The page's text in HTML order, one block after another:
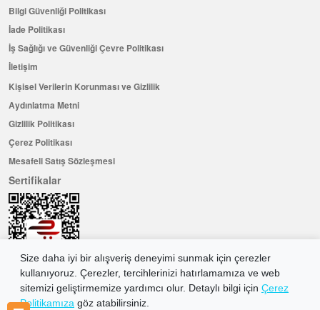
Size daha iyi bir alışveriş deneyimi sunmak için çerezler
kullanıyoruz. Çerezler, tercihlerinizi hatırlamamıza ve web
sitemizi geliştirmemize yardımcı olur. Detaylı bilgi için Çerez
Politikamıza göz atabilirsiniz.
Bilgi Güvenliği Politikası
İade Politikası
İş Sağlığı ve Güvenliği Çevre Politikası
İletişim
Kişisel Verilerin Korunması ve Gizlilik
Aydınlatma Metni
Gizlilik Politikası
Çerez Politikası
Mesafeli Satış Sözleşmesi
Sertifikalar
Hemen Üye Olun ...ve 100 ₺ değerinde indirim kuponu kazanın